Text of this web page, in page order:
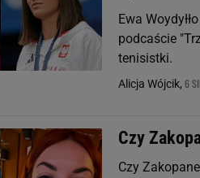
Ewa
podcaście
tenisistki.
Alicja Wójcik, 6
Czy
Czy